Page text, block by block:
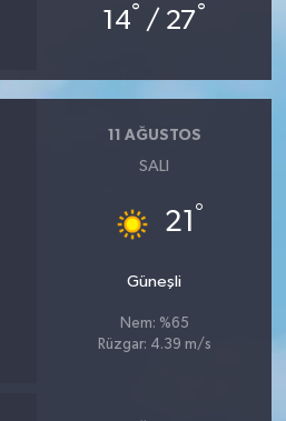
14° / 27°
11 AĞUSTOS
SALI
21 °
Güneşli
Nem: %65
Rüzgar: 4.39 m/s